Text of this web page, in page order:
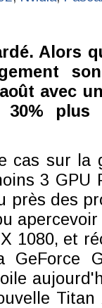
Alors
avec
plus
cas sur la
3 GPU
près des
1080, et